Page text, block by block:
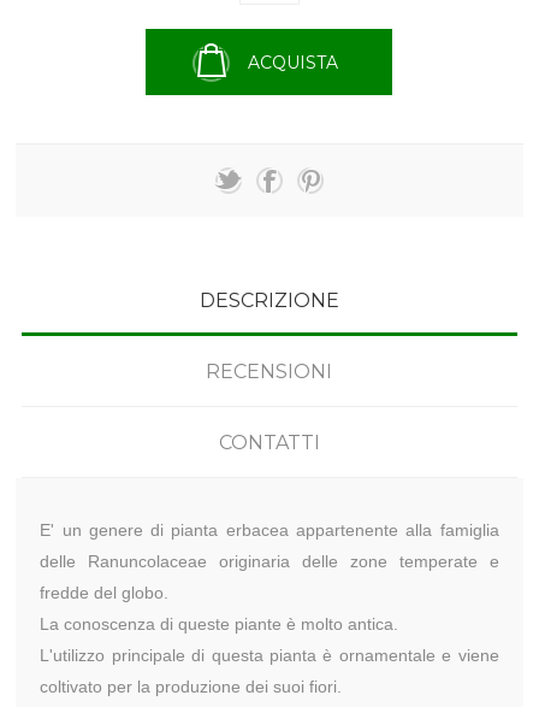
ACQUISTA
DESCRIZIONE
RECENSIONI
CONTATTI
E' un genere di pianta erbacea appartenente alla famiglia
delle Ranuncolaceae originaria delle zone temperate e
fredde del globo.
La conoscenza di queste piante è molto antica.
L'utilizzo principale di questa pianta è ornamentale e viene
coltivato per la produzione dei suoi fiori.